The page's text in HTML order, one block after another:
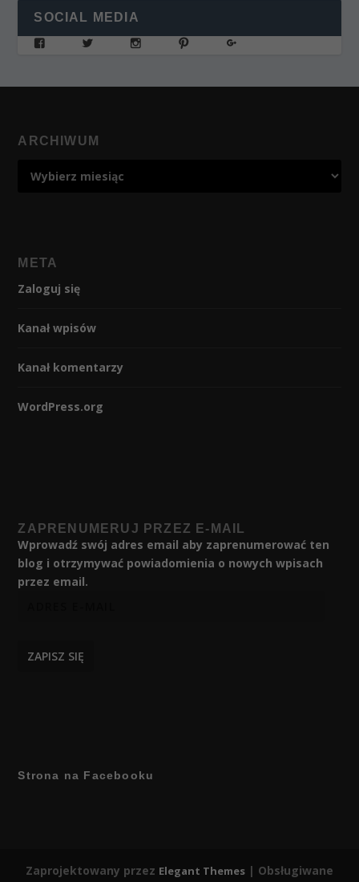
SOCIAL MEDIA
ARCHIWUM
META
Zaloguj się
Kanał wpisów
Kanał komentarzy
WordPress.org
ZAPRENUMERUJ PRZEZ E-MAIL
Wprowadź swój adres email aby zaprenumerować ten
blog i otrzymywać powiadomienia o nowych wpisach
przez email.
ZAPISZ SIĘ
Strona na Facebooku
Zaprojektowany przez Elegant Themes | Obsługiwane